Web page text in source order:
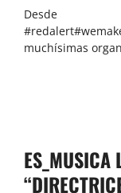
Desde
muchísimas
ES_MUSICA